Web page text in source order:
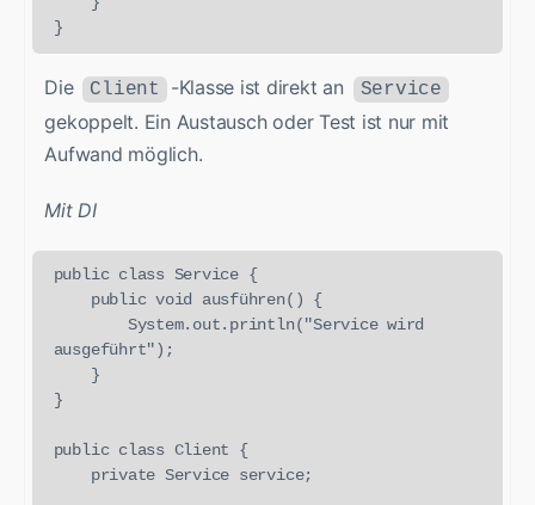
Die Client -Klasse ist direkt an Service
gekoppelt. Ein Austausch oder Test ist nur mit
Aufwand möglich.
Mit DI
public class Service {
ausgeführt");
}
public class Client {